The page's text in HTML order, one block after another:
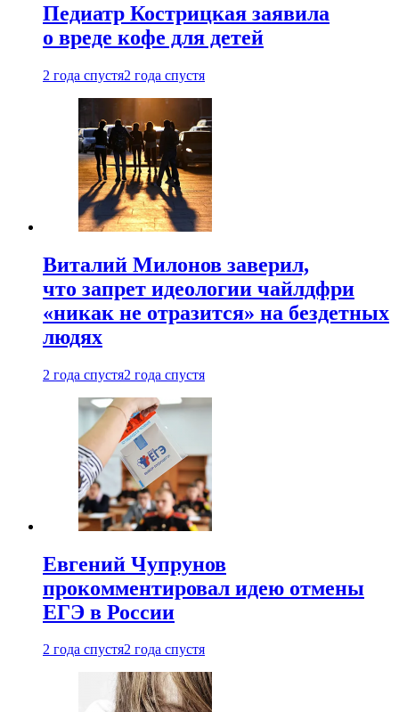
Педиатр Кострицкая заявила
о вреде кофе для детей
2 года спустя2 года спустя
Виталий Милонов заверил,
что запрет идеологии чайлдфри
«никак не отразится» на бездетных
людях
2 года спустя2 года спустя
Евгений Чупрунов
прокомментировал идею отмены
ЕГЭ в России
2 года спустя2 года спустя